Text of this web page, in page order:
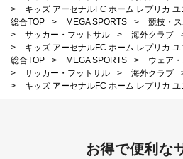
>
キッズ アーセナルFC ホーム レプリカ ユ
総合TOP
> MEGA SPORTS >
競技・
>
サッカー・フットサル > 海外クラブ
>
キッズ アーセナルFC ホーム レプリカ ユ
総合TOP
> MEGA SPORTS >
ウェア
>
サッカー・フットサル > 海外クラブ
>
キッズ アーセナルFC ホーム レプリカ ユ
お得で便利な